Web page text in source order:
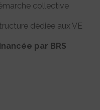
collective
dédiée aux VE
par BRS